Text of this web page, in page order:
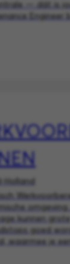
— dát is
Engineer
Holland
kunnen grote
goed
waarmee je